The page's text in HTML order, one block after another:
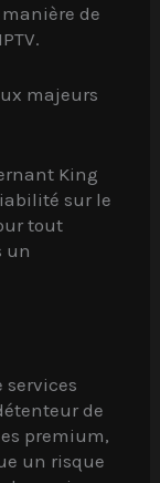
de
majeurs
King
sur le
tout
un
services
de
premium,
un risque